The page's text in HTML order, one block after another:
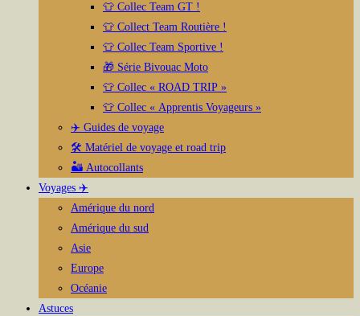
👕 Collec Team GT !
👕 Collect Team Routière !
👕 Collec Team Sportive !
🎁 Série Bivouac Moto
👕 Collec « ROAD TRIP »
👕 Collec « Apprentis Voyageurs »
✈️ Guides de voyage
🛠️ Matériel de voyage et road trip
🏜️ Autocollants
Voyages ✈️
Amérique du nord
Amérique du sud
Asie
Europe
Océanie
Astuces